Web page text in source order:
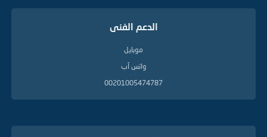
الدعم الفنى
موبايل
واتس آب
00201005474787